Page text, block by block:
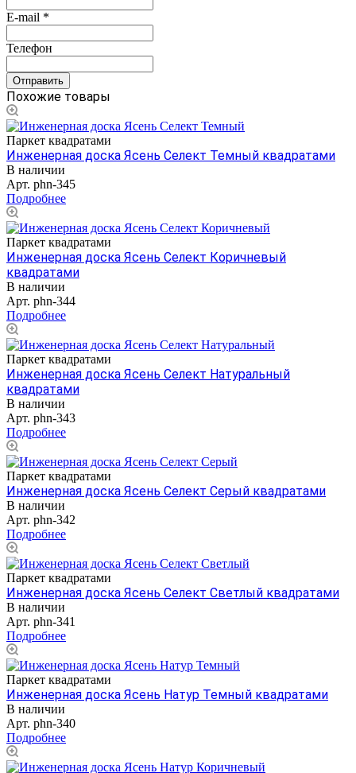
E-mail *
Телефон
Похожие товары
Паркет квадратами
Инженерная доска Ясень Селект Темный квадратами
В наличии
Арт. phn-345
Подробнее
Паркет квадратами
Инженерная доска Ясень Селект Коричневый
квадратами
В наличии
Арт. phn-344
Подробнее
Паркет квадратами
Инженерная доска Ясень Селект Натуральный
квадратами
В наличии
Арт. phn-343
Подробнее
Паркет квадратами
Инженерная доска Ясень Селект Серый квадратами
В наличии
Арт. phn-342
Подробнее
Паркет квадратами
Инженерная доска Ясень Селект Светлый квадратами
В наличии
Арт. phn-341
Подробнее
Паркет квадратами
Инженерная доска Ясень Натур Темный квадратами
В наличии
Арт. phn-340
Подробнее